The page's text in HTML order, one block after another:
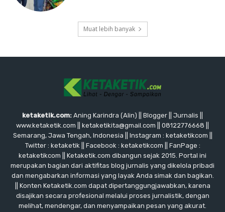
Muat lebih banyak
ketaketik.com: Aning Karindra (Alin) || Blogger || Jurnalis ||
www.ketaketik.com || ketaketikita@gmail.com || 08122776668 ||
Semarang, Jawa Tengah, Indonesia || Instagram : ketaketikcom ||
Twitter : ketaketik || Facebook : ketaketikcom || FanPage :
ketaketikcom || Ketaketik.com dibangun sejak 2015. Portal ini
merupakan bagian dari aktifitas blog jurnalis yang dikelola pribadi
dan mengabarkan informasi yang layak Anda simak dan bagikan.
|| Konten Ketaketik.com dapat dipertanggungjawabkan, karena
disajikan secara profesional melalui proses jurnalistik, dengan
melihat, mendengar, dan menyampaikan pesan yang akurat.